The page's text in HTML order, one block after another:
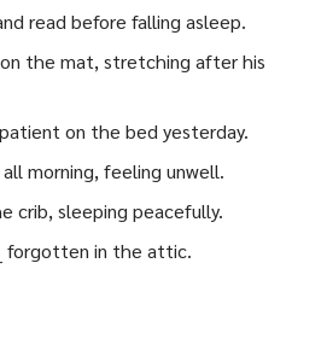
read before falling asleep.
on the mat, stretching after his
patient on the bed yesterday.
all morning, feeling unwell.
crib, sleeping peacefully.
forgotten in the attic.